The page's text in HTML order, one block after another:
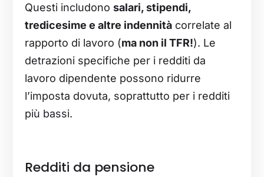
Questi includonosalari, stipendi,
tredicesime e altre indennità correlate al
rapporto di lavoro (ma non il TFR!). Le
detrazioni specifiche per i redditi da
lavoro dipendente possono ridurre
l’imposta dovuta, soprattutto per i redditi
più bassi.
Redditi da pensione